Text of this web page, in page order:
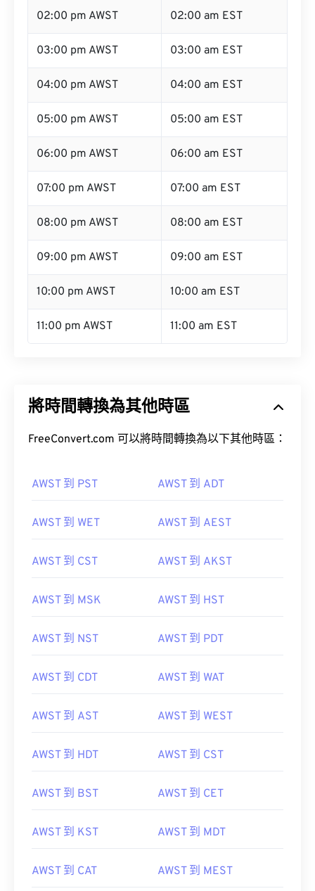
02:00 pm AWST 02:00 am EST
03:00 pm AWST 03:00 am EST
04:00 pm AWST 04:00 am EST
05:00 pm AWST 05:00 am EST
06:00 pm AWST 06:00 am EST
07:00 pm AWST 07:00 am EST
08:00 pm AWST 08:00 am EST
09:00 pm AWST 09:00 am EST
10:00 pm AWST 10:00 am EST
11:00 pm AWST 11:00 am EST
將時間轉換為其他時區
FreeConvert.com 可以將時間轉換為以下其他時區：
AWST 到 PST AWST 到 ADT
AWST 到 WET AWST 到 AEST
AWST 到 CST AWST 到 AKST
AWST 到 MSK AWST 到 HST
AWST 到 NST AWST 到 PDT
AWST 到 CDT AWST 到 WAT
AWST 到 AST AWST 到 WEST
AWST 到 HDT AWST 到 CST
AWST 到 BST AWST 到 CET
AWST 到 KST AWST 到 MDT
AWST 到 CAT AWST 到 MEST